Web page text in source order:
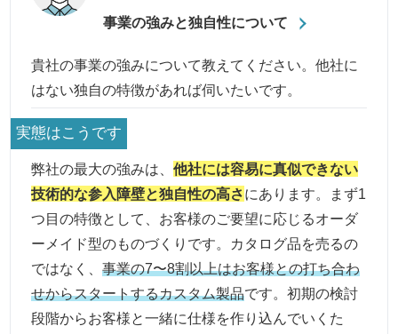
事業の強みと独自性について
貴社の事業の強みについて教えてください。他社に
はない独自の特徴があれば伺いたいです。
実態はこうです
弊社の最大の強みは、他社には容易に真似できない
技術的な参入障壁と独自性の高さにあります。まず1
つ目の特徴として、お客様のご要望に応じるオーダ
ーメイド型のものづくりです。カタログ品を売るの
ではなく、事業の7〜8割以上はお客様との打ち合わ
せからスタートするカスタム製品です。初期の検討
段階からお客様と一緒に仕様を作り込んでいくた